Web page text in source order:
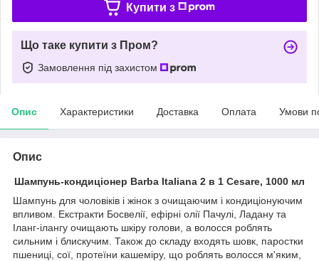
Купити з
Що таке купити з Пром?
Замовлення під захистом
Опис Характеристики Доставка Оплата Умови
Опис
Шампунь-кондиціонер Barba Italiana 2 в 1 Cesare, 1000 мл
Шампунь для чоловіків і жінок з очищаючим і кондиціонуючим
впливом. Екстракти Босвелії, ефірні олії Пачулі, Ладану та
Іланг-ілангу очищають шкіру голови, а волосся роблять
сильним і блискучим. Також до складу входять шовк, паростки
пшениці, сої, протеїни кашеміру, що роблять волосся м'яким,